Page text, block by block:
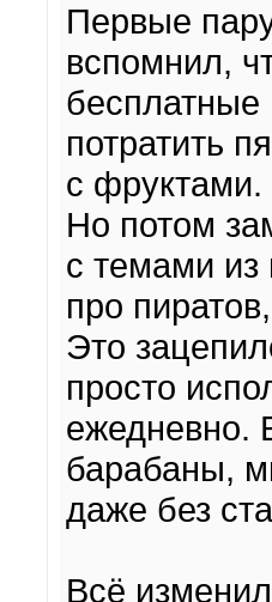
Первые
вспомнил,
потратить
с фруктами.
Но потом
с темами
про
Это
просто
ежедневно.
барабаны,
даже без
Всё